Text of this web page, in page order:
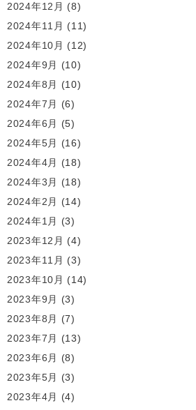
2024年12月 (8)
2024年11月 (11)
2024年10月 (12)
2024年9月
(10)
2024年8月
(10)
2024年7月
(6)
2024年6月
(5)
2024年5月
(16)
2024年4月
(18)
2024年3月
(18)
2024年2月
(14)
2024年1月
(3)
2023年12月 (4)
2023年11月 (3)
2023年10月 (14)
2023年9月
(3)
2023年8月
(7)
2023年7月
(13)
2023年6月
(8)
2023年5月
(3)
2023年4月
(4)